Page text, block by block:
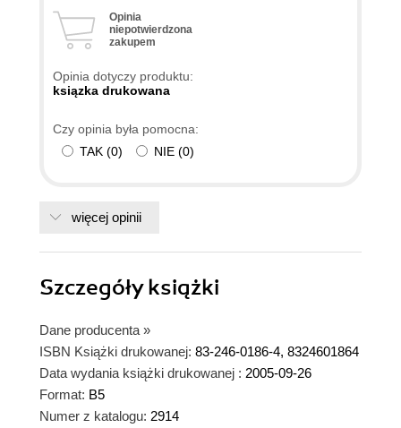
Jednak na tym zalety się kończą. Osobiście
polecałbym kupno książki "Solid Edge.
mimo że opisuje wersję 15 programu, to zawiera
Edga, ale także i bardziej skomplikowane funkcje
(np projektowanie form wtryskowych czy
Opinia
niepotwierdzona
zakupem
Opinia dotyczy produktu:
ksiązka drukowana
Czy opinia była pomocna:
TAK (0) NIE (0)
więcej opinii
Szczegółyksiążki
Dane producenta »
ISBN Książki drukowanej: 83-246-0186-4, 8324601864
Data wydania książki drukowanej : 2005-09-26
Format: B5
Numer z katalogu: 2914